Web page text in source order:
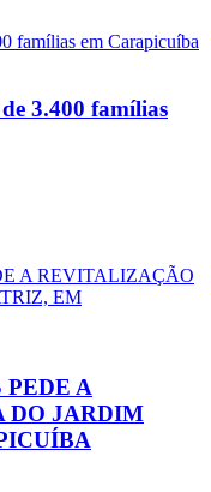
3.400 famílias
PEDE A
DO JARDIM